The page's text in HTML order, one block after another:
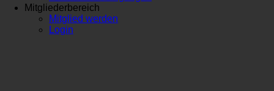
Mitgliederbereich
Mitglied werden
Login